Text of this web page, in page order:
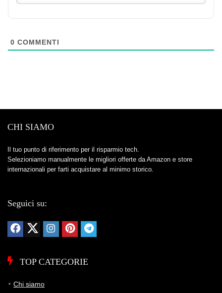
0 COMMENTI
CHI SIAMO
Il tuo punto di riferimento per il risparmio tech.
Selezioniamo manualmente le migliori offerte da Amazon e store
internazionali per farti acquistare al minimo storico.
Seguici su:
TOP CATEGORIE
Chi siamo